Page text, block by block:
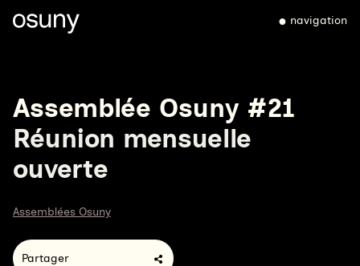
navigation
Assemblée Osuny #21
Réunion mensuelle
ouverte
Assemblées Osuny
Partager